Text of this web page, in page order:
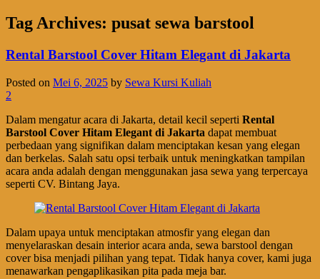
Tag Archives: pusat sewa barstool
Rental Barstool Cover Hitam Elegant di Jakarta
Posted on Mei 6, 2025 by Sewa Kursi Kuliah
2
Dalam mengatur acara di Jakarta, detail kecil seperti Rental
Barstool Cover Hitam Elegant di Jakarta dapat membuat
perbedaan yang signifikan dalam menciptakan kesan yang elegan
dan berkelas. Salah satu opsi terbaik untuk meningkatkan tampilan
acara anda adalah dengan menggunakan jasa sewa yang terpercaya
seperti CV. Bintang Jaya.
Dalam upaya untuk menciptakan atmosfir yang elegan dan
menyelaraskan desain interior acara anda, sewa barstool dengan
cover bisa menjadi pilihan yang tepat. Tidak hanya cover, kami juga
menawarkan pengaplikasikan pita pada meja bar.